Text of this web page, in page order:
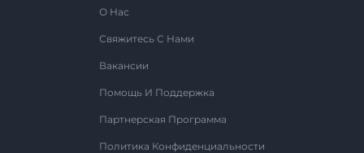
О Нас
Свяжитесь С Нами
Вакансии
Помощь И Поддержка
Партнерская Программа
Политика Конфиденциальности